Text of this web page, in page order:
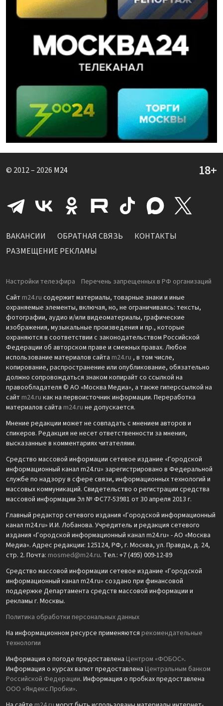
© 2012 – 2026 M24
ВАКАНСИИ ОБРАТНАЯ СВЯЗЬ
КОНТАКТЫ
РАЗМЕЩЕНИЕ РЕКЛАМЫ
Настройки телеэфира
Перечень запрещенных в РФ организаций
Сайт m24.ru содержит материалы, товарные знаки и иные
охраняемые элементы, включая, но, не ограничиваясь: тексты,
фотографии, аудио и/или видеоматериалы, графические
изображения, музыкальные произведения и пр., которые
охраняются в соответствии с законодательством Российской
Федерации об авторском праве и смежных правах. Любое
использование материалов сайта m24.ru , в том числе,
копирование, распространение или опубликование, обязательно
должно сопровождаться знаком копирайт со ссылкой на
правообладателя © АО «Москва Медиа», а также гиперссылкой на
сайт m24.ru как на первоисточник информации. Переработка
материалов сайта m24.ru не допускается.
Мнение редакции может не совпадать с мнением авторов и
спикеров. Редакция не несет ответственности за мнения,
высказанные в комментариях читателями.
Средство массовой информации сетевое издание «Городской
информационный канал m24.ru» зарегистрировано в Федеральной
службе по надзору в сфере связи, информационных технологий и
массовых коммуникаций. Свидетельство о регистрации средства
массовой информации Эл № ФС77-53981 от 30 апреля 2013 г.
Главный редактор сетевого издания «Городской информационный
канал m24.ru» И.И. Лобанова. Учредитель и редакция сетевого
издания «Городской информационный канал m24.ru» - АО «Москва
Медиа». Адрес редакции: 125124, РФ, г. Москва, ул. Правды, д. 24,
стр. 2. Почта: mosmed@m24.ru. Тел.: +7 (495) 009-12-89
Средство массовой информации сетевое издание «Городской
информационный канал m24.ru» создано при финансовой
поддержке Департамента средств массовой информации и
рекламы г. Москвы.
Политика обработки персональных данных
На информационном ресурсе применяются рекомендательные
технологии
Информация о погоде предоставлена Центром «ФОБОС».
Информация о курсах валют предоставлена Центральным банком
Российской Федерации. Информация о пробках предоставлена
ООО «Яндекс.Пробки».